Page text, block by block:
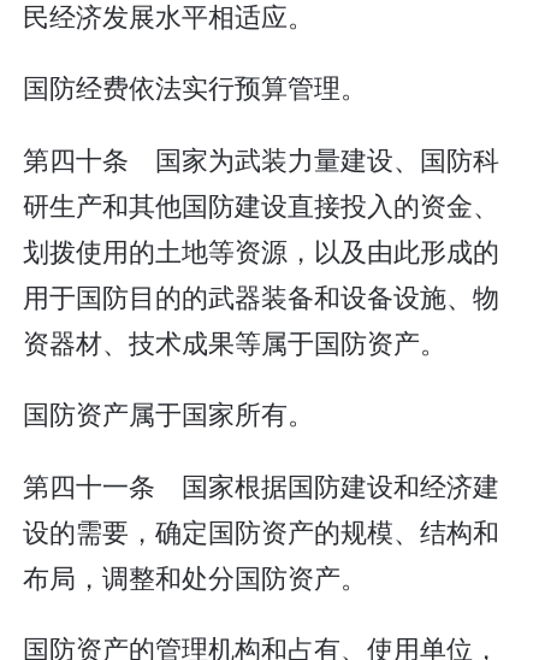
民经济发展水平相适应。
国防经费依法实行预算管理。
第四十条 国家为武装力量建设、国防科
研生产和其他国防建设直接投入的资金、
划拨使用的土地等资源，以及由此形成的
用于国防目的的武器装备和设备设施、物
资器材、技术成果等属于国防资产。
国防资产属于国家所有。
第四十一条 国家根据国防建设和经济建
设的需要，确定国防资产的规模、结构和
布局，调整和处分国防资产。
国防资产的管理机构和占有、使用单位，